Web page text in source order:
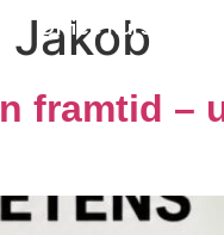
Office Kurser
Jakob
framtid –